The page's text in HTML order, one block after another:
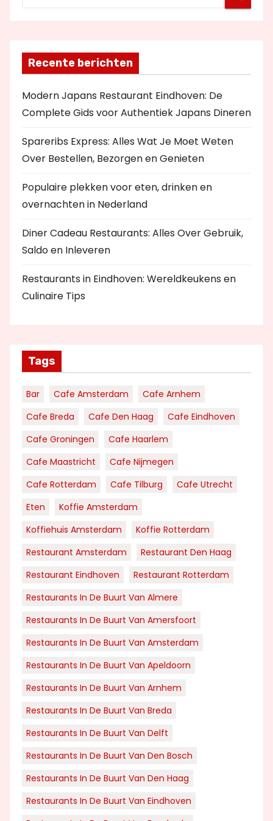
Recente berichten
Modern Japans Restaurant Eindhoven: De
Complete Gids voor Authentiek Japans Dineren
Spareribs Express: Alles Wat Je Moet Weten
Over Bestellen, Bezorgen en Genieten
Populaire plekken voor eten, drinken en
overnachten in Nederland
Diner Cadeau Restaurants: Alles Over Gebruik,
Saldo en Inleveren
Restaurants in Eindhoven: Wereldkeukens en
Culinaire Tips
Tags
Bar Cafe Amsterdam
Cafe Arnhem
Cafe Breda
Cafe Den Haag
Cafe Eindhoven
Cafe Groningen
Cafe Haarlem
Cafe Maastricht
Cafe Nijmegen
Cafe Rotterdam
Cafe Tilburg
Cafe Utrecht
Eten
Koffie Amsterdam
Koffiehuis Amsterdam
Koffie Rotterdam
Restaurant Amsterdam
Restaurant Den Haag
Restaurant Eindhoven
Restaurant Rotterdam
Restaurants In De Buurt Van Almere
Restaurants In De Buurt Van Amersfoort
Restaurants In De Buurt Van Amsterdam
Restaurants In De Buurt Van Apeldoorn
Restaurants In De Buurt Van Arnhem
Restaurants In De Buurt Van Breda
Restaurants In De Buurt Van Delft
Restaurants In De Buurt Van Den Bosch
Restaurants In De Buurt Van Den Haag
Restaurants In De Buurt Van Eindhoven